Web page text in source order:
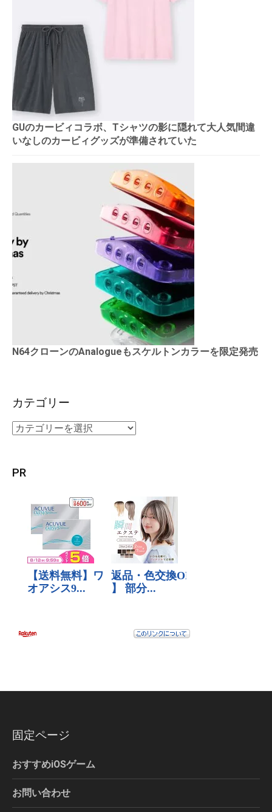
GUのカービィコラボ、Tシャツの影に隠れて大人気間違
いなしのカービィグッズが準備されていた
N64クローンのAnalogueもスケルトンカラーを限定発売
カテゴリー
PR
固定ページ
おすすめiOSゲーム
お問い合わせ